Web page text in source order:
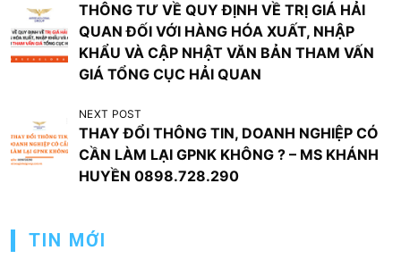
i
ề
ư
ớ
b
THÔNG TƯ VỀ QUY ĐỊNH VỀ TRỊ GIÁ HẢI
QUAN ĐỐI VỚI HÀNG HÓA XUẤT, NHẬP
KHẨU VÀ CẬP NHẬT VĂN BẢN THAM VẤN
GIÁ TỔNG CỤC HẢI QUAN
NEXT POST
THAY ĐỔI THÔNG TIN, DOANH NGHIỆP CÓ
CẦN LÀM LẠI GPNK KHÔNG ? – MS KHÁNH
HUYỀN 0898.728.290
TIN MỚI